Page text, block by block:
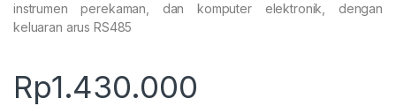
instrumen perekaman, dan komputer elektronik, dengan
keluaran arus RS485
Rp1.430.000